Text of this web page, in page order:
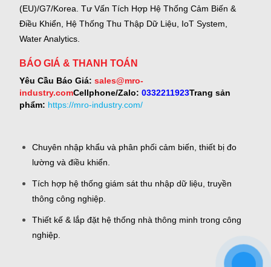
(EU)/G7/Korea. Tư Vấn Tích Hợp Hệ Thống Cảm Biến &
Điều Khiển, Hệ Thống Thu Thập Dữ Liệu, IoT System,
Water Analytics.
BÁO GIÁ & THANH TOÁN
Yêu Cầu Báo Giá: sales@mro-
industry.comCellphone/Zalo: 0332211923Trang sản
phẩm: https://mro-industry.com/
Chuyên nhập khẩu và phân phối cảm biến, thiết bị đo
lường và điều khiển.
Tích hợp hệ thống giám sát thu nhập dữ liệu, truyền
thông công nghiệp.
Thiết kế & lắp đặt hệ thống nhà thông minh trong công
nghiệp.